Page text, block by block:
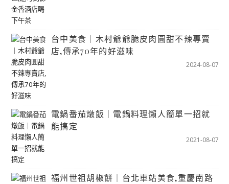
台中美食｜木村爺爺脆皮肉圓甜不辣專賣
店,傳承70年的好滋味
2024-08-07
電鍋番茄燉飯｜電鍋料理懶人簡單一招就
能搞定
2021-08-07
福州世祖胡椒餅｜台北車站美食,重慶南路